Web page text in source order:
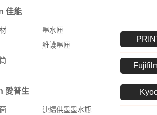
機
能事務機
彩色雷射印表機
黑白雷射印表機
麗臺
美超微
微星
戴爾
普
微星
式SSD固態硬碟
固態硬碟
固態硬碟
PCI-E 無線網卡
4G Sim卡 Router
藍芽
佳能
墨水匣
維護墨匣
愛普生
連續供墨墨水瓶